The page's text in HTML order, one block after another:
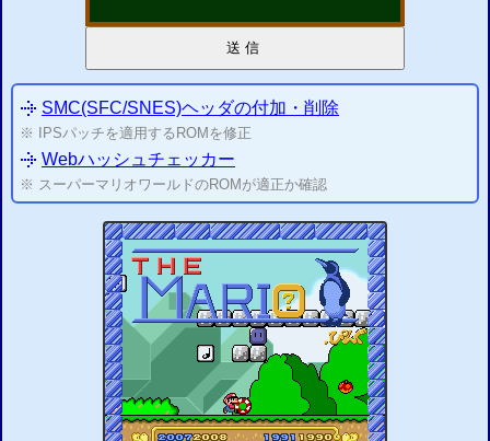
送信
SMC(SFC/SNES)ヘッダの付加・ 削除
※ IPSパッチを適用するROMを修正
Webハッシュチェッカー
※ スーパーマリオワールドのROMが適正か確認